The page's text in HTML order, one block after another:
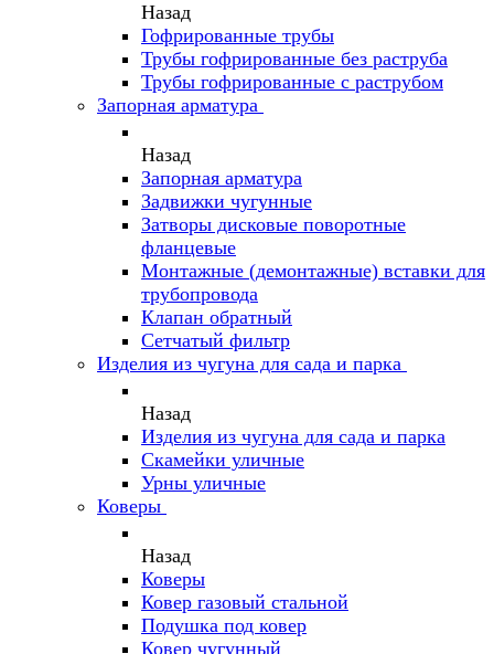
Назад
Гофрированные трубы
Трубы гофрированные без раструба
Трубы гофрированные с раструбом
Запорная арматура
Назад
Запорная арматура
Задвижки чугунные
Затворы дисковые поворотные
фланцевые
Монтажные (демонтажные) вставки для
трубопровода
Клапан обратный
Сетчатый фильтр
Изделия из чугуна для сада и парка
Назад
Изделия из чугуна для сада и парка
Скамейки уличные
Урны уличные
Коверы
Назад
Коверы
Ковер газовый стальной
Подушка под ковер
Ковер чугунный